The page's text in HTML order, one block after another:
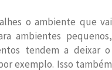
o ambiente que vai
ambientes pequenos,
tendem a deixar o
exemplo. Isso também